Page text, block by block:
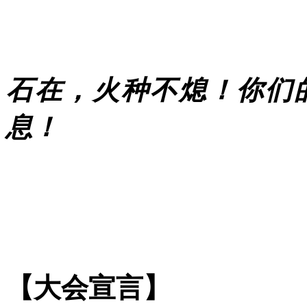
石在，火种不熄！你们
息！
【大会宣言】